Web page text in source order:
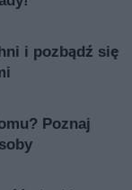
i pozbądź się
Poznaj